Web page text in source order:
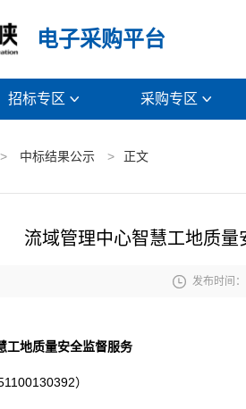
电子采购平台
招标专区  采购专区 
> 中标结果公示 > 正文
流域管理中心智慧工地质
 发布时间
工地质量安全监督服务
）